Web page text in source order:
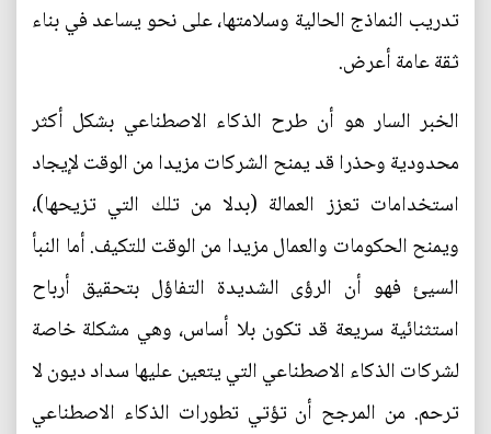
تدريب النماذج الحالية وسلامتها، على نحو يساعد في بناء
ثقة عامة أعرض.
الخبر السار هو أن طرح الذكاء الاصطناعي بشكل أكثر
محدودية وحذرا قد يمنح الشركات مزيدا من الوقت لإيجاد
استخدامات تعزز العمالة (بدلا من تلك التي تزيحها)،
ويمنح الحكومات والعمال مزيدا من الوقت للتكيف. أما النبأ
السيئ فهو أن الرؤى الشديدة التفاؤل بتحقيق أرباح
استثنائية سريعة قد تكون بلا أساس، وهي مشكلة خاصة
لشركات الذكاء الاصطناعي التي يتعين عليها سداد ديون لا
ترحم. من المرجح أن تؤتي تطورات الذكاء الاصطناعي